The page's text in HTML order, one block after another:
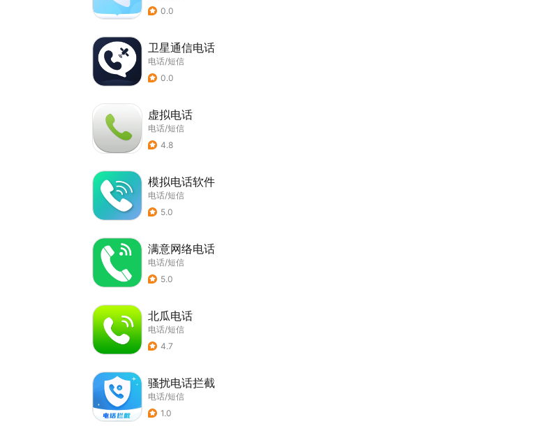
0.0
卫星通信电话
电话/短信
0.0
虚拟电话
电话/短信
4.8
模拟电话软件
电话/短信
5.0
满意网络电话
电话/短信
5.0
北瓜电话
电话/短信
4.7
骚扰电话拦截
电话/短信
1.0